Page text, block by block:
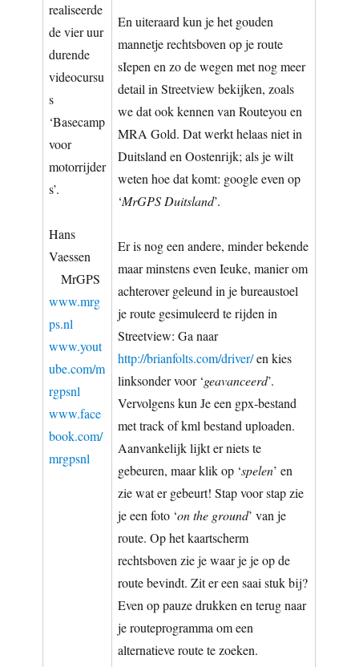
realiseerde
de vier uur
durende
videocursu
s
‘Basecamp
voor
motorrijder
s’.
Hans
Vaessen
MrGPS
www.mrg
ps.nl
www.yout
ube.com/m
rgpsnl
www.face
book.com/
mrgpsnl
En uiteraard kun je het gouden
mannetje rechtsboven op je route
sIepen en zo de wegen met nog meer
detail in Streetview bekijken, zoals
we dat ook kennen van Routeyou en
MRA Gold. Dat werkt helaas niet in
Duitsland en Oostenrijk; als je wilt
weten hoe dat komt: google even op
‘MrGPS Duitsland’.
Er is nog een andere, minder bekende
maar minstens even Ieuke, manier om
ach­terover geleund in je bureaustoel
je route gesimuleerd te rijden in
Streetview: Ga naar
http://brianfolts.com/driver/en kies
linksonder voor ‘geavanceerd’.
Vervolgens kun Je een gpx-bestand
met track of kml bestand uploaden.
Aanvanke­lijk lijkt er niets te
gebeuren, maar klik op ‘spelen’ en
zie wat er gebeurt! Stap voor stap zie
je een foto ‘on the ground’ van je
route. Op het kaartscherm
rechtsboven zie je waar je je op de
route bevindt. Zit er een saai stuk bij?
Even op pauze drukken en terug naar
je routeprogramma om een
alternatieve route te zoeken.